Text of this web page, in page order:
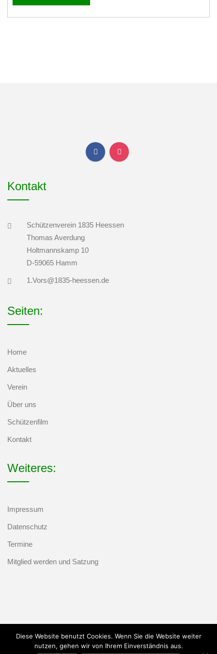
Kontakt
Schützenverein 1835 Heessen
Thomas Averdung
Holtmannskamp 10
D-59065 Hamm
1.Vors@1835-heessen.de
Seiten:
Home
Aktuelles
Verein
Über uns
Schützenfilm
Kontakt
Weiteres:
Impressum
Datenschutz
Termine
Mitglied werden und Satzung
Diese Website benutzt Cookies. Wenn Sie die Website weiter
nutzen, gehen wir von Ihrem Einverständnis aus.